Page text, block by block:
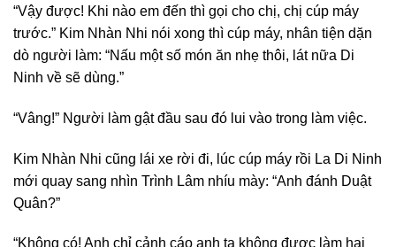
“Vậy được! Khi nào em đến thì gọi cho chị, chị cúp máy
trước.” Kim Nhàn Nhi nói xong thì cúp máy, nhân tiện dặn
dò người làm: “Nấu một số món ăn nhẹ thôi, lát nữa Di
Ninh về sẽ dùng.”
“Vâng!” Người làm gật đầu sau đó lui vào trong làm việc.
Kim Nhàn Nhi cũng lái xe rời đi, lúc cúp máy rồi La Di Ninh
mới quay sang nhìn Trình Lâm nhíu mày: “Anh đánh Duật
Quân?”
“Không có! Anh chỉ cảnh cáo anh ta không được làm hại